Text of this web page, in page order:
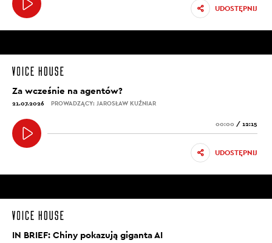
UDOSTĘPNIJ
Za wcześnie na agentów?
21.07.2026 PROWADZĄCY: JAROSŁAW KUŹNIAR
00:00 / 12:15
UDOSTĘPNIJ
IN BRIEF: Chiny pokazują giganta AI